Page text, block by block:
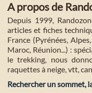
A propos de
Depuis 1999,
articles et fiches
France (Pyrénées,
Maroc, Réunion...) :
le trekking, nous
raquettes à neige, vtt,
Rechercher un sommet,